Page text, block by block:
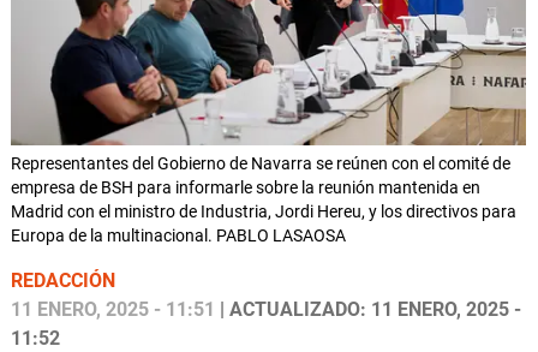
Representantes del Gobierno de Navarra se reúnen con el comité de
empresa de BSH para informarle sobre la reunión mantenida en
Madrid con el ministro de Industria, Jordi Hereu, y los directivos para
Europa de la multinacional. PABLO LASAOSA
REDACCIÓN
11 ENERO, 2025 - 11:51
| ACTUALIZADO: 11 ENERO, 2025 -
11:52